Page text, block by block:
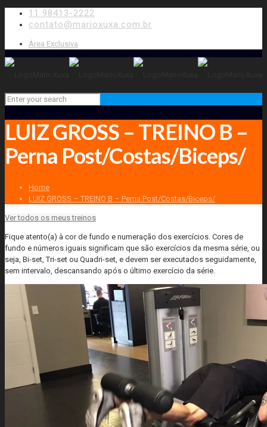
11 98413-2222
contato@marioxuxa.com.br
Área Exclusiva
LUIZ GROSS – TREINO B –
Perna Post/Costas/Biceps/
Home
LUIZ GROSS – TREINO B – Perna Post/Costas/Biceps/
Ver todos os meus treinos
Fique atento(a) à cor de fundo e numeração dos exercícios. Cores de
fundo e números iguais significam que são exercícios da mesma série, ou
seja, Bi-set, Tri-set ou Quadri-set, e devem ser executados seguidamente,
sem intervalo, descansando após o último exercício da série.